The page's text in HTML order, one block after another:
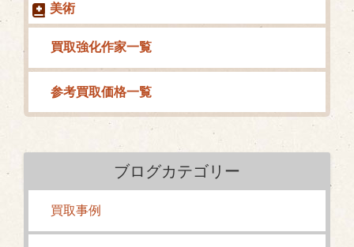
美術
買取強化作家一覧
参考買取価格一覧
ブログカテゴリー
買取事例